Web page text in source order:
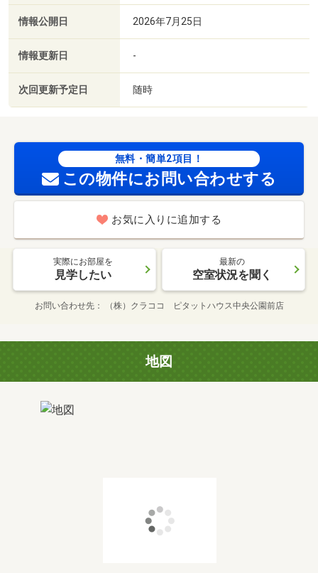
情報公開日 2026年7月25日
情報更新日 -
次回更新予定日 随時
無料・簡単2項目！
この物件にお問い合わせする
お気に入りに追加する
実際にお部屋を
見学したい
最新の
空室状況を聞く
お問い合わせ先 （株）クラココ ピタットハウス中央公園前店
地図